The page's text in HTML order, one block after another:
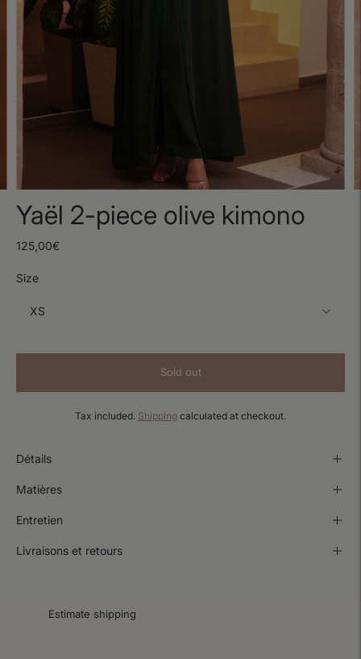
Yaël 2-piece olive kimono
125,00€
Size
Sold out
Tax included. Shipping calculated at checkout.
Détails
Matières
Entretien
Livraisons et retours
Estimate shipping